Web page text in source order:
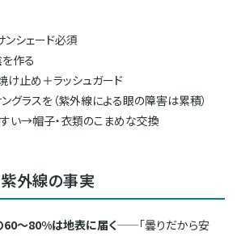
シェード必須
作る
止め＋ラッシュガード
グラスを（紫外線による眼の障害は累積）
い→帽子・衣類のこまめな交換
外線の事実
〜80%は地表に届く——「曇りだから安